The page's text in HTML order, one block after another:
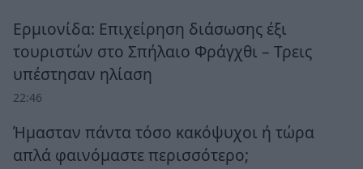
Ερμιονίδα: Επιχείρηση διάσωσης έξι
τουριστών στο Σπήλαιο Φράγχθι – Τρεις
υπέστησαν ηλίαση
22:46
Ήμασταν πάντα τόσο κακόψυχοι ή τώρα
απλά φαινόμαστε περισσότερο;